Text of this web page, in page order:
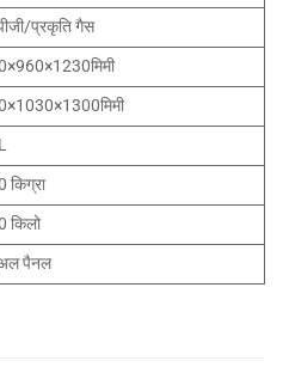
प्रकृति गैस
किग्रा
किलो
पैनल